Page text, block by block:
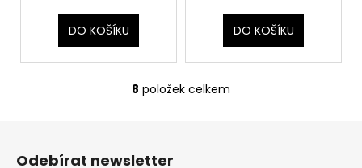
DO KOŠÍKU DO KOŠÍKU
O
8 položek celkem
Z
Odebírat newsletter